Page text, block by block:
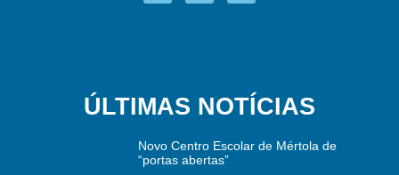
ÚLTIMAS NOTÍCIAS
Novo Centro Escolar de Mértola de
“portas abertas”